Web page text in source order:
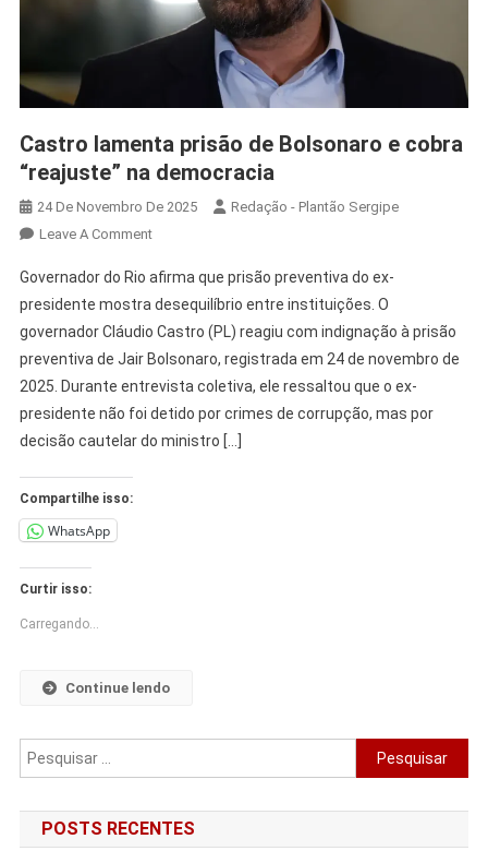
Castro lamenta prisão de Bolsonaro e cobra
“reajuste” na democracia
24 De Novembro De 2025
Redação - Plantão Sergipe
Leave A Comment
Governador do Rio afirma que prisão preventiva do ex-
presidente mostra desequilíbrio entre instituições. O
governador Cláudio Castro (PL) reagiu com indignação à prisão
preventiva de Jair Bolsonaro, registrada em 24 de novembro de
2025. Durante entrevista coletiva, ele ressaltou que o ex-
presidente não foi detido por crimes de corrupção, mas por
decisão cautelar do ministro […]
Compartilhe isso:
WhatsApp
Curtir isso:
Carregando...
Continue lendo
POSTS RECENTES